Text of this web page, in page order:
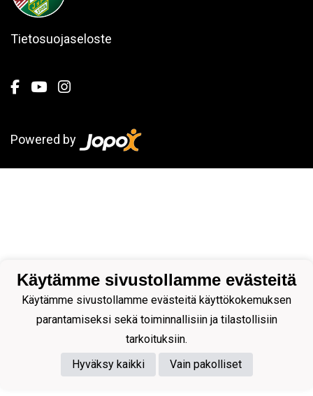
Tietosuojaseloste
Powered by
Käytämme sivustollamme evästeitä
Käytämme sivustollamme evästeitä käyttökokemuksen
parantamiseksi sekä toiminnallisiin ja tilastollisiin
tarkoituksiin.
Hyväksy kaikki
Vain pakolliset